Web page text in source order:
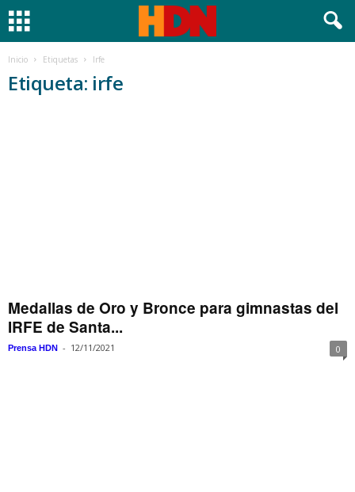
Inicio Etiquetas Irfe
Etiqueta: irfe
Medallas de Oro y Bronce para gimnastas del
IRFE de Santa...
Prensa HDN - 12/11/2021 0